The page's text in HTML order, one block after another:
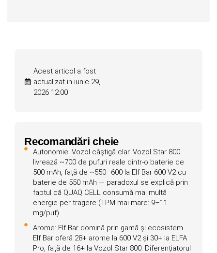
Acest articol a fost
actualizat in iunie 29,
2026 12:00
Recomandări cheie
Autonomie: Vozol câștigă clar. Vozol Star 800
livrează ~700 de pufuri reale dintr-o baterie de
500 mAh, față de ~550–600 la Elf Bar 600 V2 cu
baterie de 550 mAh — paradoxul se explică prin
faptul că QUAQ CELL consumă mai multă
energie per tragere (TPM mai mare: 9–11
mg/puf).
Arome: Elf Bar domină prin gamă și ecosistem.
Elf Bar oferă 28+ arome la 600 V2 și 30+ la ELFA
Pro, față de 16+ la Vozol Star 800. Diferențiatorul